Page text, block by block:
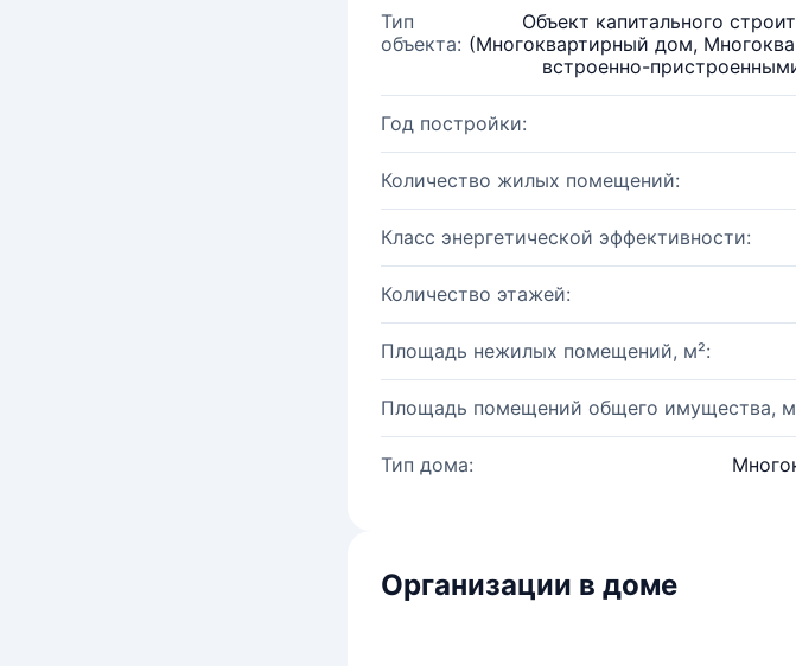
Тип
объекта:
Объект капитального
(Многоквартирный дом,
встроенно-
Год постройки:
Количество жилых помещений:
Класс энергетической эффективности:
Количество этажей:
Площадь нежилых помещений, м²:
Площадь помещений общего имущества,
Тип дома:
Организации в доме